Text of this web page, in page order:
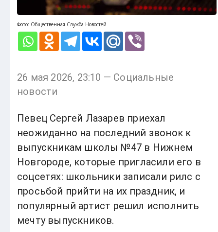
Фото: Общественная Служба Новостей
26 мая 2026, 23:10 — Социальные
новости
Певец Сергей Лазарев приехал
неожиданно на последний звонок к
выпускникам школы №47 в Нижнем
Новгороде, которые пригласили его в
соцсетях: школьники записали рилс с
просьбой прийти на их праздник, и
популярный артист решил исполнить
мечту выпускников.